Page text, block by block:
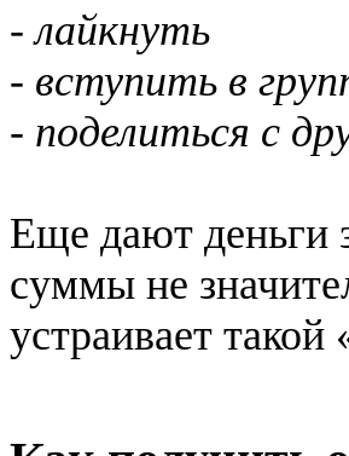
- лайкнуть
- вступить в
- поделиться с
Еще дают деньги
суммы не
устраивает такой